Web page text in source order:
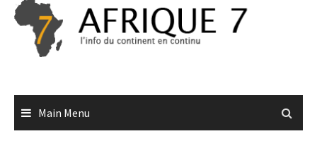
Skip
content
Main Menu